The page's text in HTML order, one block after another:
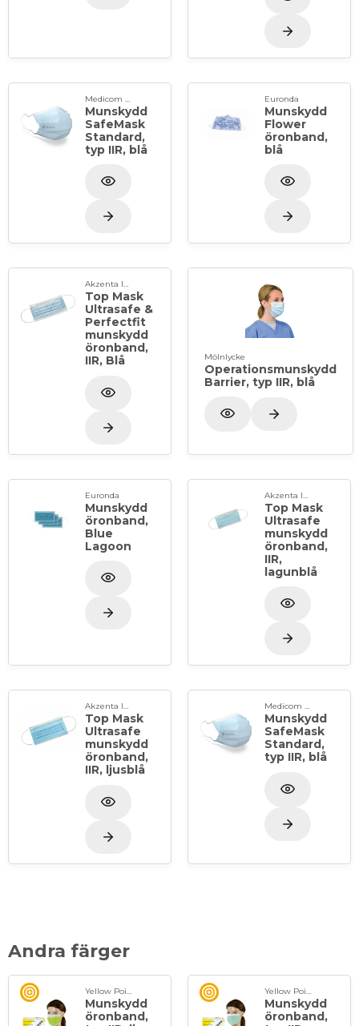
Medicom Healthcare
Munskydd
SafeMask
Standard,
typ IIR, blå
Euronda
Munskydd
Flower
öronband,
blå
Akzenta International SA
Top Mask
Ultrasafe &
Perfectfit
munskydd
öronband,
IIR, Blå
Mölnlycke
Operationsmunskydd
Barrier, typ IIR, blå
Euronda
Munskydd
öronband,
Blue
Lagoon
Akzenta International SA
Top Mask
Ultrasafe
munskydd
öronband,
IIR,
lagunblå
Akzenta International SA
Top Mask
Ultrasafe
munskydd
öronband,
IIR, ljusblå
Medicom Healthcare
Munskydd
SafeMask
Standard,
typ IIR, blå
Andra färger
Yellow Point
Munskydd
öronband,
Yellow Point
Munskydd
öronband,